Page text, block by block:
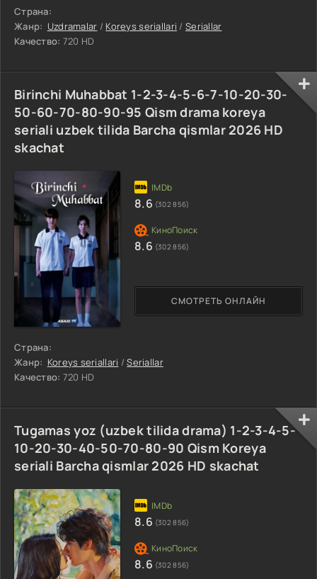
Страна:
Жанр: Uzdramalar / Koreys seriallari / Seriallar
Качество: 720 HD
Birinchi Muhabbat 1-2-3-4-5-6-7-10-20-30-
50-60-70-80-90-95 Qism drama koreya
seriali uzbek tilida Barcha qismlar 2026 HD
skachat
Страна:
Жанр: Koreys seriallari /Seriallar
Качество: 720 HD
СМОТРЕТЬ ОНЛАЙН
8.6 (302 856)
8.6 (302 856)
Tugamas yoz (uzbek tilida drama) 1-2-3-4-5-
10-20-30-40-50-70-80-90 Qism Koreya
seriali Barcha qismlar 2026 HD skachat
8.6 (302 856)
8.6 (302 856)